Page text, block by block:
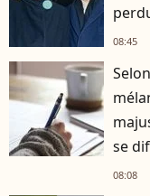
08:45
se
08:08